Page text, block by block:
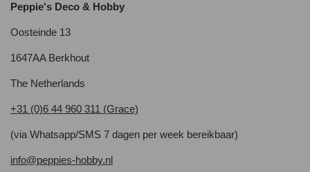
Peppie's Deco & Hobby
Oosteinde 13
1647AA Berkhout
The Netherlands
+31 (0)6 44 960 311 (Grace)
(via Whatsapp/SMS 7 dagen per week bereikbaar)
info@peppies-hobby.nl